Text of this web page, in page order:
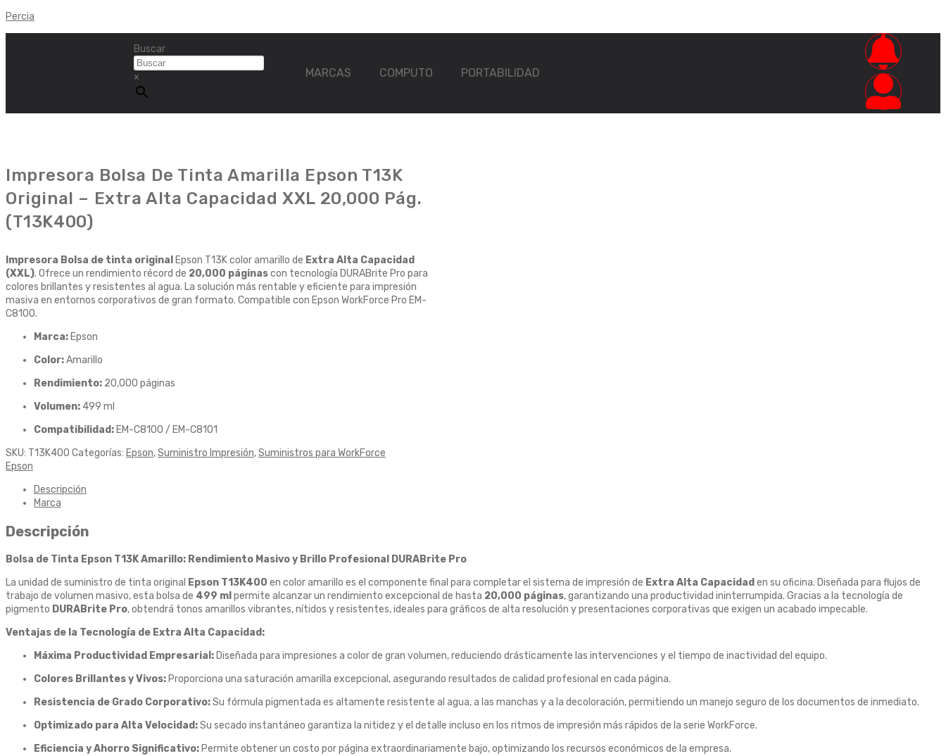
Percia
Buscar
× MARCAS COMPUTO PORTABILIDAD
Impresora Bolsa De Tinta Amarilla Epson T13K
Original – Extra Alta Capacidad XXL 20,000 Pág.
(T13K400)
Impresora Bolsa de tinta original Epson T13K color amarillo de Extra Alta Capacidad
(XXL). Ofrece un rendimiento récord de 20,000 páginascon tecnología DURABrite Pro para
colores brillantes y resistentes al agua. La solución más rentable y eficiente para impresión
masiva en entornos corporativos de gran formato. Compatible con Epson WorkForce Pro EM-
C8100.
Marca: Epson
Color:Amarillo
Rendimiento: 20,000 páginas
Volumen: 499 ml
Compatibilidad: EM-C8100 / EM-C8101
SKU: T13K400 Categorías: Epson,Suministro Impresión,Suministros para WorkForce
Epson
Descripción
Marca
Descripción
Bolsa de Tinta Epson T13K Amarillo: Rendimiento Masivo y Brillo Profesional DURABrite Pro
La unidad de suministro de tinta original Epson T13K400 en color amarillo es el componente final para completar el sistema de impresión de Extra Alta Capacidad en su oficina. Diseñada para flujos de
trabajo de volumen masivo, esta bolsa de 499 ml permite alcanzar un rendimiento excepcional de hasta 20,000 páginas, garantizando una productividad ininterrumpida. Gracias a la tecnología de
pigmento DURABrite Pro, obtendrá tonos amarillos vibrantes, nítidos y resistentes, ideales para gráficos de alta resolución y presentaciones corporativas que exigen un acabado impecable.
Ventajas de la Tecnología de Extra Alta Capacidad:
Máxima Productividad Empresarial: Diseñada para impresiones a color de gran volumen, reduciendo drásticamente las intervenciones y el tiempo de inactividad del equipo.
Colores Brillantes y Vivos: Proporciona una saturación amarilla excepcional, asegurando resultados de calidad profesional en cada página.
Resistencia de Grado Corporativo:Su fórmula pigmentada es altamente resistente al agua, a las manchas y a la decoloración, permitiendo un manejo seguro de los documentos de inmediato.
Optimizado para Alta Velocidad:Su secado instantáneo garantiza la nitidez y el detalle incluso en los ritmos de impresión más rápidos de la serie WorkForce.
Eficiencia y Ahorro Significativo: Permite obtener un costo por página extraordinariamente bajo, optimizando los recursos económicos de la empresa.